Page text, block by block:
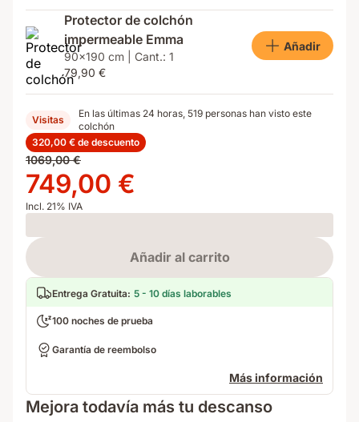
Protector de colchón
impermeable Emma
90x190 cm | Cant.: 1
79,90 €
Añadir
Visitas
En las últimas 24 horas, 519 personas han visto este
colchón
320,00 € de descuento
Precio
original
1069,00 €
1069,00 €
Precio
749,00 €
749,00 €
Incl. 21% IVA
Loading
Añadir al carrito
Entrega Gratuita: 5 - 10 días laborables
100 noches de prueba
Garantía de reembolso
Más información
Mejora todavía más tu descanso